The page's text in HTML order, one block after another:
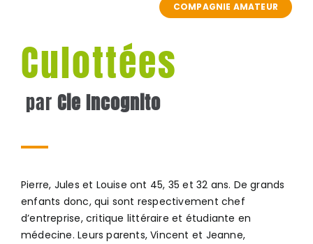
COMPAGNIE AMATEUR
Culottées
par Cie Incognito
Pierre, Jules et Louise ont 45, 35 et 32 ans. De grands
enfants donc, qui sont respectivement chef
d’entreprise, critique littéraire et étudiante en
médecine. Leurs parents, Vincent et Jeanne,